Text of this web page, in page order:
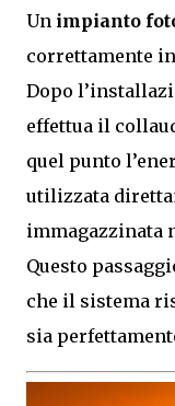
Un impianto
correttamente
Dopo
effettua il
quel punto
utilizzata
immagazzinata
Questo
che il sistema
sia